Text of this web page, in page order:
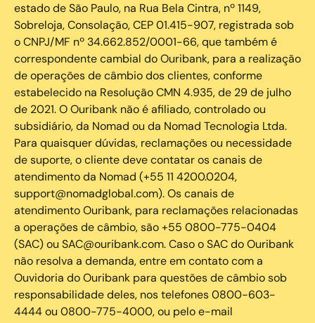
estado de São Paulo, na Rua Bela Cintra, nº 1149,
Sobreloja, Consolação, CEP 01.415-907, registrada sob
o CNPJ/MF nº 34.662.852/0001-66, que também é
correspondente cambial do Ouribank, para a realização
de operações de câmbio dos clientes, conforme
estabelecido na Resolução CMN 4.935, de 29 de julho
de 2021. O Ouribank não é afiliado, controlado ou
subsidiário, da Nomad ou da Nomad Tecnologia Ltda.
Para quaisquer dúvidas, reclamações ou necessidade
de suporte, o cliente deve contatar os canais de
atendimento da Nomad (+55 11 4200.0204,
support@nomadglobal.com). Os canais de
atendimento Ouribank, para reclamações relacionadas
a operações de câmbio, são +55 0800-775-0404
(SAC) ou SAC@ouribank.com. Caso o SAC do Ouribank
não resolva a demanda, entre em contato com a
Ouvidoria do Ouribank para questões de câmbio sob
responsabilidade deles, nos telefones 0800-603-
4444 ou 0800-775-4000, ou pelo e-mail